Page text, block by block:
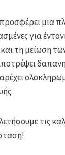
προσφέρει μια
για
τη μείωση
τις